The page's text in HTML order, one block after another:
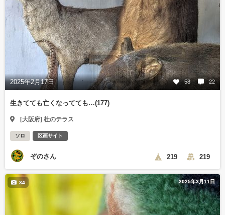
2025年2月17日 58 22
生きてても亡くなってても…(177)
[大阪府] 杜のテラス
ソロ 区画サイト
ぞのさん 219 219
2025年3月11日
34